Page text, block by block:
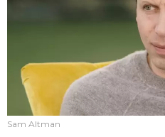
Sam Altman